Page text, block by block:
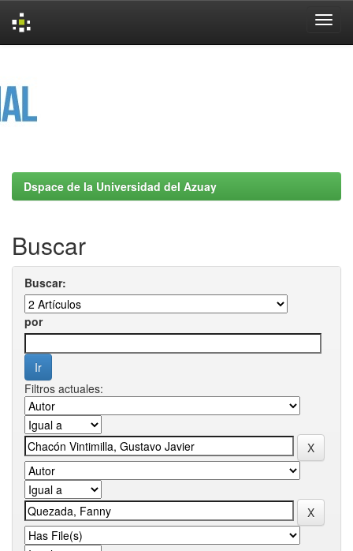
Dspace de la Universidad del Azuay
Buscar
Buscar:
por
Filtros actuales: